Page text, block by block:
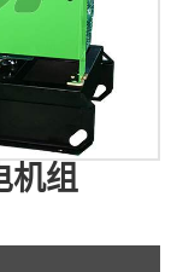
机组